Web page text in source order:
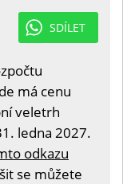
SDÍLET
má cenu
veletrh
ledna 2027.
odkazu
se můžete